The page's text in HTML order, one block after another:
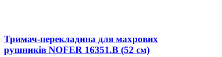
Тримач-перекладина для махрових
рушників NOFER 16351.B (52 см)